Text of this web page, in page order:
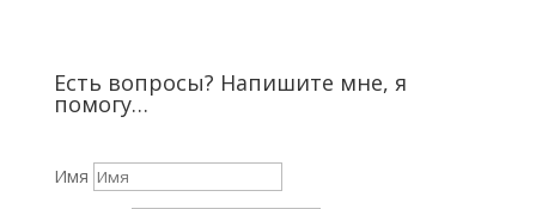
Есть вопросы? Напишите мне, я
помогу…
Имя